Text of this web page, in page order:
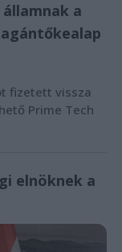
a
fizetett vissza
Prime Tech
elnöknek a